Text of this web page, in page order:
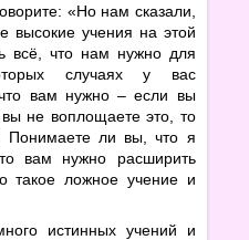
«Но нам сказали,
высокие учения на этой
всё, что нам нужно для
случаях у вас
что вам нужно – если вы
не воплощаете это, то
Понимаете ли вы, что я
вам нужно расширить
такое ложное учение и
истинных учений и